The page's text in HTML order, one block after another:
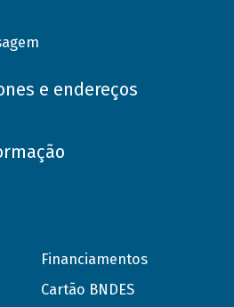
e endereços
Financiamentos
Cartão BNDES